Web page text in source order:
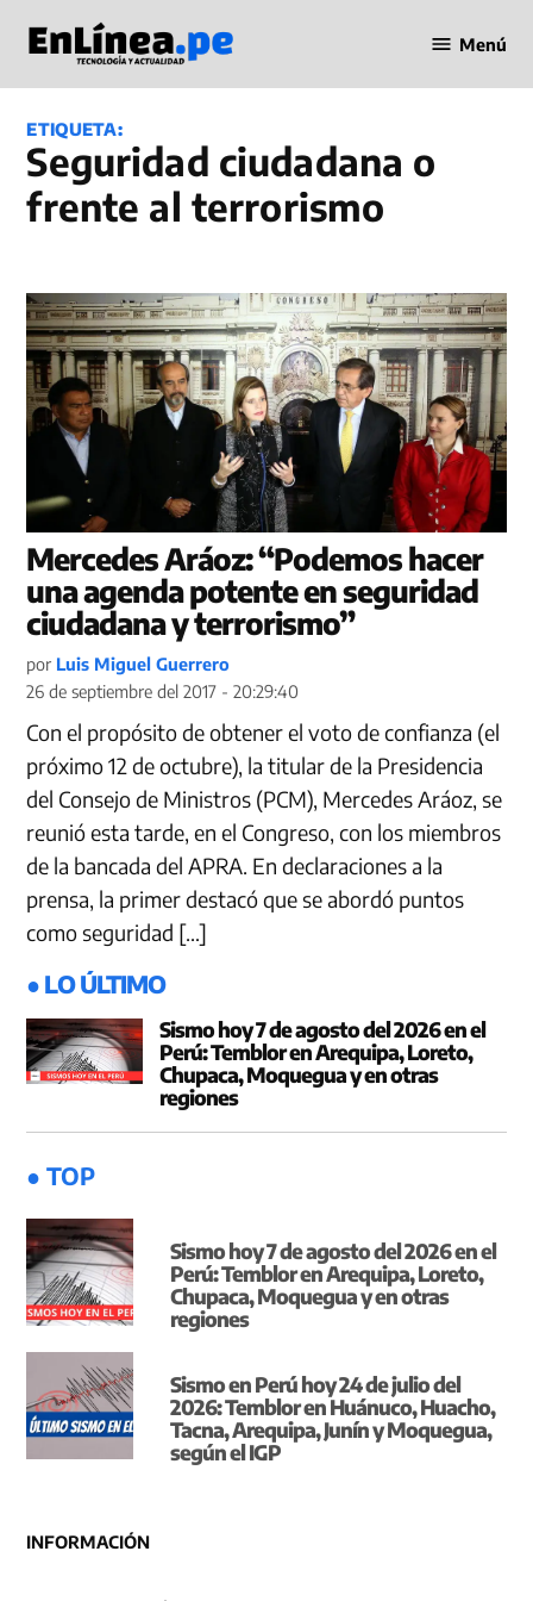
contenido
en Línea
Menú
ETIQUETA:
seguridad ciudadana o
frente al terrorismo
Mercedes Aráoz: “Podemos hacer
una agenda potente en seguridad
ciudadana y terrorismo”
por Luis Miguel Guerrero
26 de septiembre del 2017 - 20:29:40
Con el propósito de obtener el voto de confianza (el
próximo 12 de octubre), la titular de la Presidencia
del Consejo de Ministros (PCM), Mercedes Aráoz, se
reunió esta tarde, en el Congreso, con los miembros
de la bancada del APRA. En declaraciones a la
prensa, la primer destacó que se abordó puntos
como seguridad […]
● LO ÚLTIMO
Sismo hoy 7 de agosto del 2026 en el
Perú: Temblor en Arequipa, Loreto,
Chupaca, Moquegua y en otras
regiones
● TOP
Sismo hoy 7 de agosto del 2026 en el
Perú: Temblor en Arequipa, Loreto,
Chupaca, Moquegua y en otras
regiones
Sismo en Perú hoy 24 de julio del
2026: Temblor en Huánuco, Huacho,
Tacna, Arequipa, Junín y Moquegua,
según el IGP
INFORMACIÓN